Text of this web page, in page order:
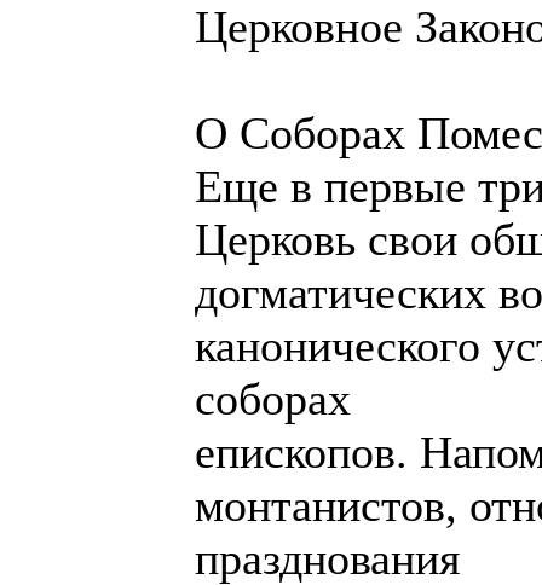
Церковное
О Соборах
Еще в первые
Церковь свои
догматических
канонического
соборах
епископов.
монтанистов,
празднования